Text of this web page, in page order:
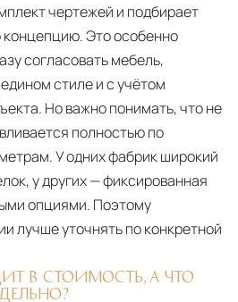
чертежей и подбирает
Это особенно
согласовать мебель,
стиле и с учётом
Но важно понимать, что не
полностью по
У одних фабрик широкий
у других — фиксированная
опциями. Поэтому
лучше уточнять по конкретной
В СТОИМОСТЬ, А ЧТО